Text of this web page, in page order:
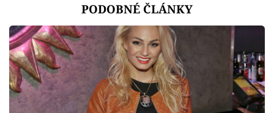
PODOBNÉ ČLÁNKY